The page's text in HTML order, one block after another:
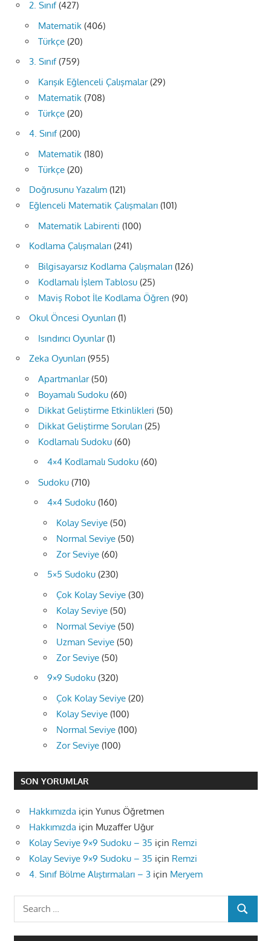
2. Sınıf(427)
Matematik (406)
Türkçe (20)
3. Sınıf(759)
Karışık Eğlenceli Çalışmalar(29)
Matematik (708)
Türkçe (20)
4. Sınıf(200)
Matematik (180)
Türkçe (20)
Doğrusunu Yazalım (121)
Eğlenceli Matematik Çalışmaları (101)
Matematik Labirenti (100)
Kodlama Çalışmaları (241)
Bilgisayarsız Kodlama Çalışmaları (126)
Kodlamalı İşlem Tablosu (25)
Maviş Robot İle Kodlama Öğren (90)
Okul Öncesi Oyunları (1)
Isındırıcı Oyunlar(1)
Zeka Oyunları (955)
Apartmanlar(50)
Boyamalı Sudoku (60)
Dikkat Geliştirme Etkinlikleri (50)
Dikkat Geliştirme Soruları (25)
Kodlamalı Sudoku (60)
4×4 Kodlamalı Sudoku (60)
Sudoku (710)
4×4 Sudoku (160)
Kolay Seviye (50)
Normal Seviye (50)
Zor Seviye (60)
5×5 Sudoku (230)
Çok Kolay Seviye (30)
Kolay Seviye (50)
Normal Seviye (50)
Uzman Seviye (50)
Zor Seviye (50)
9×9 Sudoku (320)
Çok Kolay Seviye (20)
Kolay Seviye (100)
Normal Seviye (100)
Zor Seviye (100)
SON YORUMLAR
Hakkımızda için Yunus Öğretmen
Hakkımızda için Muzaffer Uğur
Kolay Seviye 9×9 Sudoku – 35 için Remzi
Kolay Seviye 9×9 Sudoku – 35 için Remzi
4. Sınıf Bölme Alıştırmaları – 3 için Meryem
Search
SEARCH